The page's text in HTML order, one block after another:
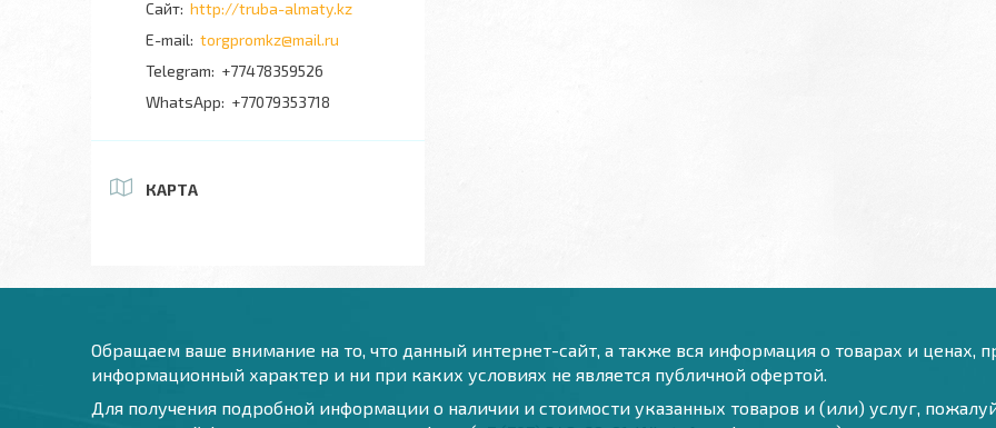
http://truba-almaty.kz
torgpromkz@mail.ru
+77478359526
+77079353718
КАРТА
Обращаем ваше внимание на то, что данный интернет-сайт, а также вся информация о товарах и ценах,
информационный характер и ни при каких условиях не является публичной офертой.
Для получения подробной информации о наличии и стоимости указанных товаров и (или) услуг,